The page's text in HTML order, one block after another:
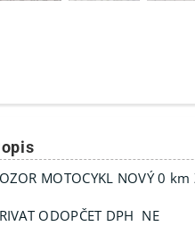
MOTOCYKL NOVÝ 0 km
ODOPČET DPH NE